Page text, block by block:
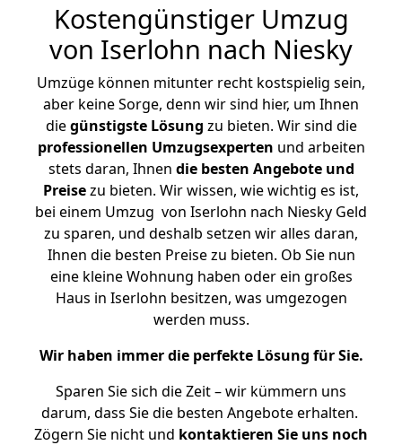
Kostengünstiger Umzug
von Iserlohn nach Niesky
Umzüge können mitunter recht kostspielig sein,
aber keine Sorge, denn wir sind hier, um Ihnen
diegünstigste Lösung zu bieten. Wir sind die
professionellen Umzugsexperten und arbeiten
stets daran, Ihnen die besten Angebote und
Preisezu bieten. Wir wissen, wie wichtig es ist,
bei einem Umzug von Iserlohn nach Niesky Geld
zu sparen, und deshalb setzen wir alles daran,
Ihnen die besten Preise zu bieten. Ob Sie nun
eine kleine Wohnung haben oder ein großes
Haus in Iserlohn besitzen, was umgezogen
werden muss.
Wir haben immer die perfekte Lösung für Sie.
Sparen Sie sich die Zeit – wir kümmern uns
darum, dass Sie die besten Angebote erhalten.
Zögern Sie nicht und kontaktieren Sie uns noch